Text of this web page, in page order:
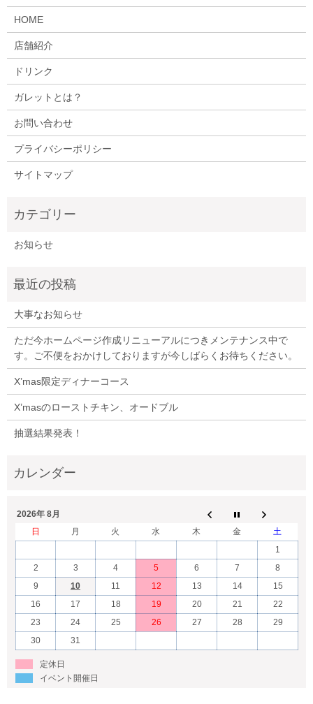
HOME
店舗紹介
ドリンク
ガレットとは？
お問い合わせ
プライバシーポリシー
サイトマップ
お知らせ
大事なお知らせ
ただ今ホームページ作成リニューアルにつきメンテナンス中で
す。ご不便をおかけしておりますが今しばらくお待ちください。
X’mas限定ディナーコース
X’masのローストチキン、オードブル
抽選結果発表！
2026年 8月
日
月 火 水 木 金
土
1
2
3 4 5 6 7
8
9
10 11 12 13 14
15
16
17 18 19 20 21
22
23
24 25 26 27 28
29
30
31
定休日
イベント開催日